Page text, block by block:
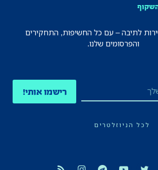
לתיבה – עם כל החשיפות, התחקירים
והפרסומים שלנו.
רישמו אותי!
לכל הניוזלטרים